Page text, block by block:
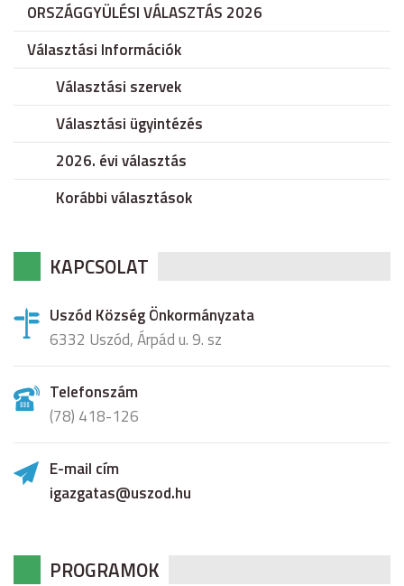
ORSZÁGGYÜLÉSI VÁLASZTÁS 2026
Választási Információk
Választási szervek
Választási ügyintézés
2026. évi választás
Korábbi választások
KAPCSOLAT
Uszód Község Önkormányzata
6332 Uszód, Árpád u. 9. sz
Telefonszám
(78) 418-126
E-mail cím
igazgatas@uszod.hu
PROGRAMOK